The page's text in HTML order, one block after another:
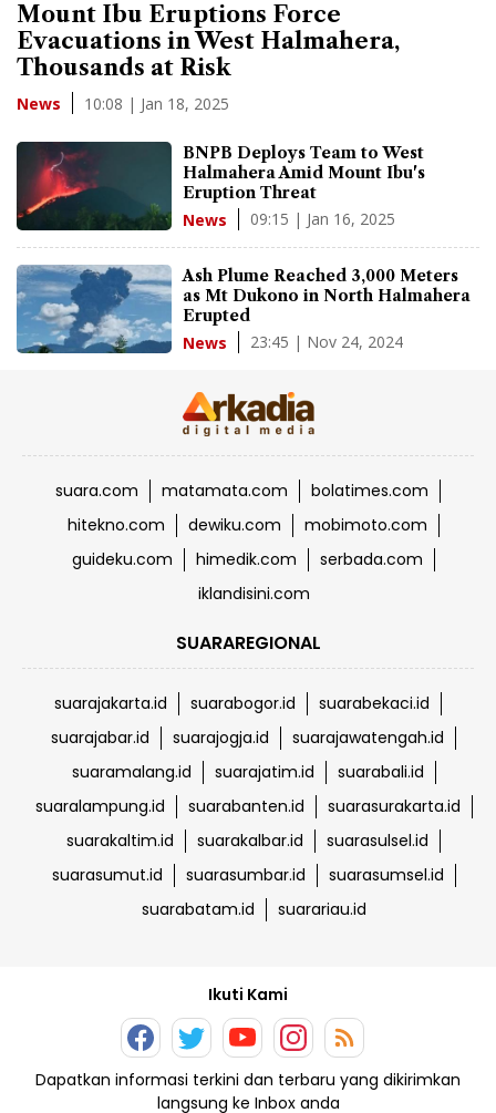
Mount Ibu Eruptions Force
Evacuations in West Halmahera,
Thousands at Risk
News 10:08 | Jan 18, 2025
BNPB Deploys Team to West
Halmahera Amid Mount Ibu's
Eruption Threat
News 09:15 | Jan 16, 2025
Ash Plume Reached 3,000 Meters
as Mt Dukono in North Halmahera
Erupted
News 23:45 | Nov 24, 2024
suara.com matamata.com
bolatimes.com
hitekno.com
dewiku.com
mobimoto.com
guideku.com
himedik.com
serbada.com
iklandisini.com
SUARAREGIONAL
suarajakarta.id suarabogor.id
suarabekaci.id
suarajabar.id
suarajogja.id
suarajawatengah.id
suaramalang.id
suarajatim.id
suarabali.id
suaralampung.id
suarabanten.id
suarasurakarta.id
suarakaltim.id
suarakalbar.id
suarasulsel.id
suarasumut.id
suarasumbar.id
suarasumsel.id
suarabatam.id
suarariau.id
Ikuti Kami
Dapatkan informasi terkini dan terbaru yang dikirimkan
langsung ke Inbox anda